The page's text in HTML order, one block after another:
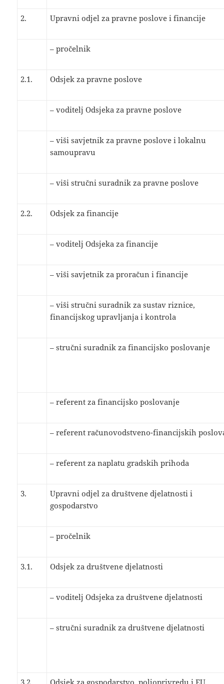
2. Upravni odjel za pravne poslove i financije
– pročelnik
2.1. Odsjek za pravne poslove
– voditelj Odsjeka za pravne poslove
– viši savjetnik za pravne poslove i lokalnu
samoupravu
– viši stručni suradnik za pravne poslove
2.2. Odsjek za financije
– voditelj Odsjeka za financije
– viši savjetnik za proračun i financije
– viši stručni suradnik za sustav riznice,
financijskog upravljanja i kontrola
– stručni suradnik za financijsko poslovanje
– referent za financijsko poslovanje
– referent računovodstveno-financijskih
– referent za naplatu gradskih prihoda
3.
Upravni odjel za društvene djelatnosti i
gospodarstvo
– pročelnik
3.1. Odsjek za društvene djelatnosti
– voditelj Odsjeka za društvene djelatnosti
– stručni suradnik za društvene djelatnosti